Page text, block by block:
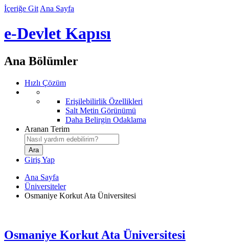
İçeriğe Git Ana Sayfa
e-Devlet Kapısı
Ana Bölümler
Hızlı Çözüm
Erişilebilirlik Özellikleri
Salt Metin Görünümü
Daha Belirgin Odaklama
Aranan Terim
Giriş Yap
Ana Sayfa
Üniversiteler
Osmaniye Korkut Ata Üniversitesi
Osmaniye Korkut Ata Üniversitesi